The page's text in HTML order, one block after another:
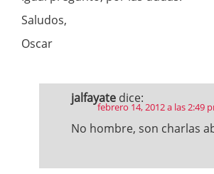
Saludos,
Oscar
jalfayate dice:
febrero 14, 2012 a las 2:49
No hombre, son charlas